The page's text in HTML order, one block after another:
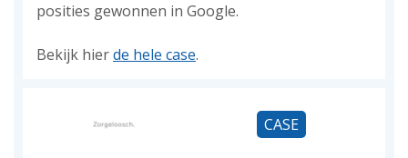
posities gewonnen in Google.
Bekijk hierde hele case.
CASE